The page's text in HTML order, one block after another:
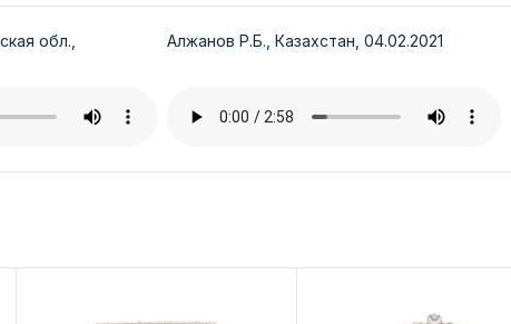
обл.,
Алжанов Р.Б., Казахстан, 04.02.2021